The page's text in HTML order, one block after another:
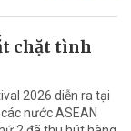
chặt tình
2026 diễn ra tại
nước ASEAN